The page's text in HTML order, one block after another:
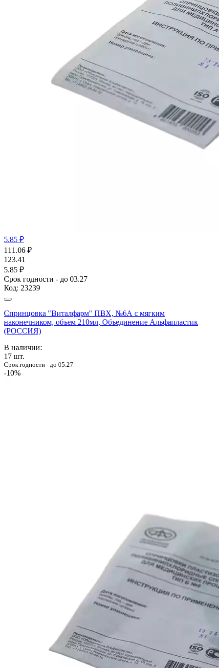
5.85 ₽
111.06 ₽
123.41
5.85 ₽
Срок годности - до 03.27
Код: 23239
Спринцовка "Виталфарм" ПВХ, №6А с мягким
наконечником, объем 210мл, Объединение Альфапластик
(РОССИЯ)
В наличии:
17 шт.
Срок годности - до 05.27
-10%